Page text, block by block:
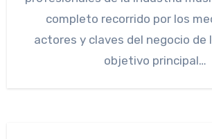
completo recorrido por los
actores y claves del negocio de
objetivo principal…